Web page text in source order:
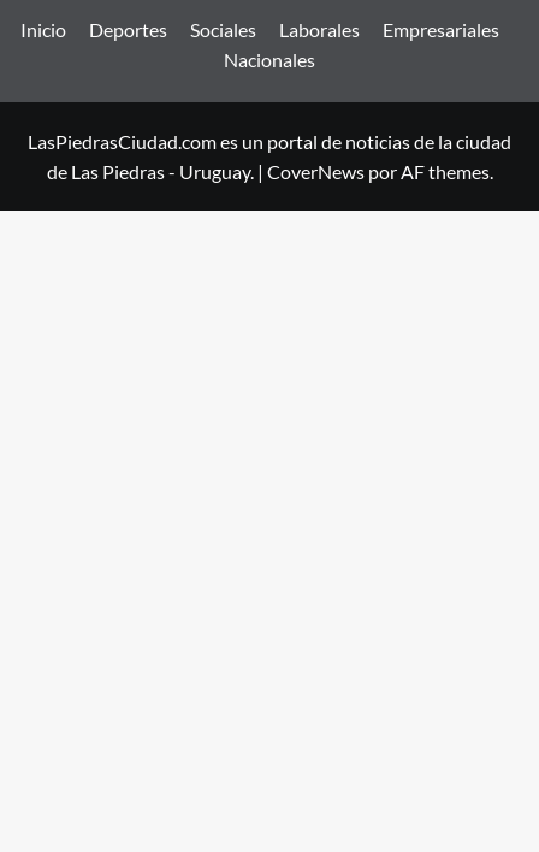
Inicio Deportes Sociales Laborales
Empresariales
Nacionales
LasPiedrasCiudad.com es un portal de noticias de la ciudad
de Las Piedras - Uruguay. | CoverNewspor AF themes.